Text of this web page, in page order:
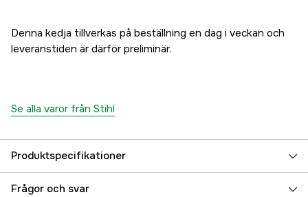
Denna kedja tillverkas på beställning en dag i veckan och
leveranstiden är därför preliminär.
Se alla varor från Stihl
Produktspecifikationer
Drivlänkar 53 st
Frågor och svar